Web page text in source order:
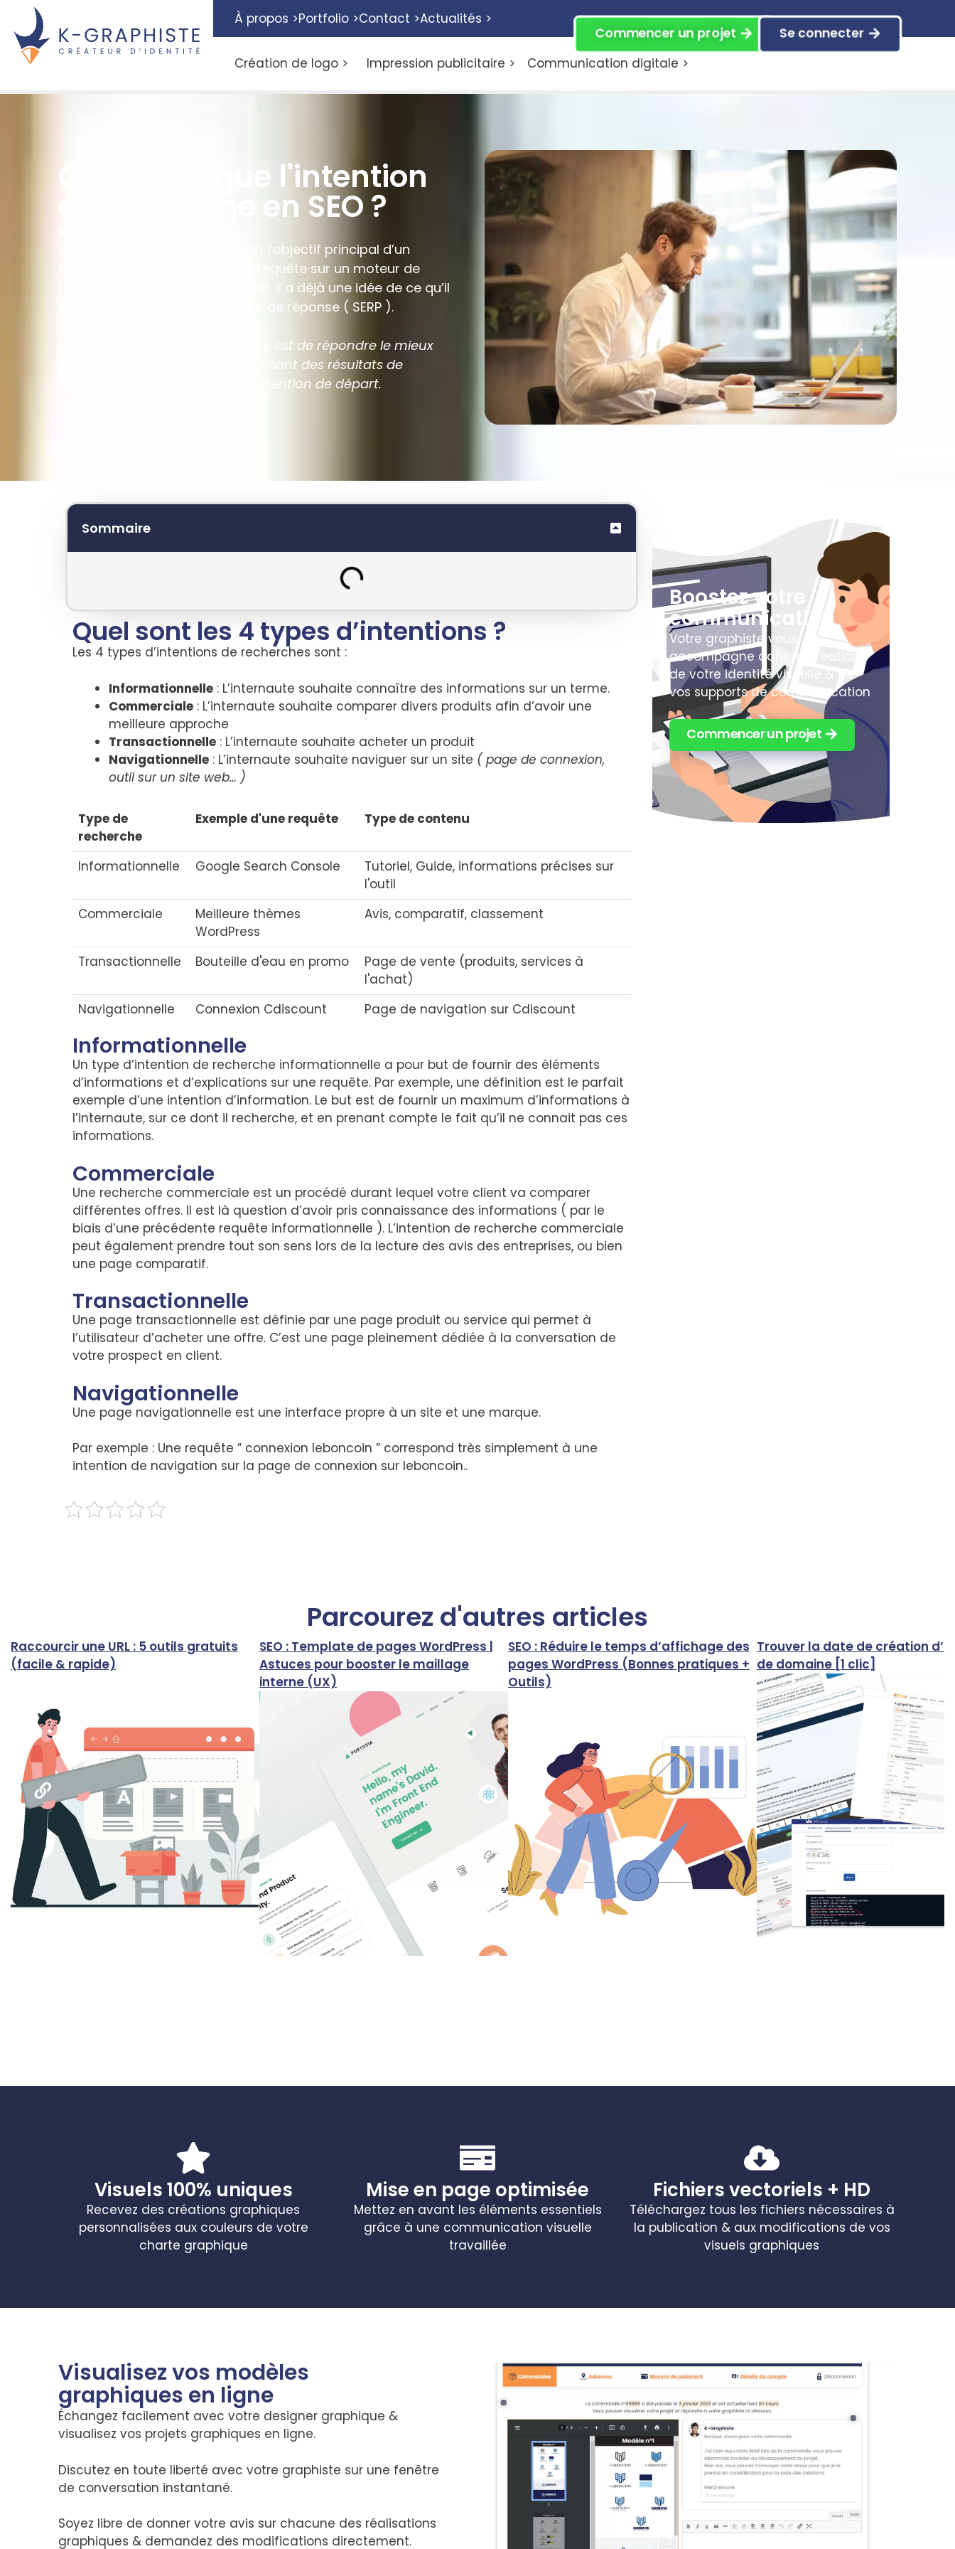
À propos >Portfolio >Contact >Actualités >
Création de logo > Impression publicitaire > Communication digitale >
Commencer un projet Se connecter
Qu'est-ce que l'intention
de recherche en SEO ?
est l’objectif principal d’un
internaute lorsqu’il énonce une requête sur un moteur de
recherche. En tapant un mot-clef, il a déjà une idée de ce qu’il
souhaite trouver dans le moteur de réponse ( SERP ).
Le but d’un moteur de recherche est de répondre le mieux
possible à l’internaute, en fournissant des résultats de
recherches orientées vers son intention de départ.
Sommaire
Quel sont les 4 types d’intentions ?
Les 4 types d’intentions de recherches sont :
Informationnelle : L’internaute souhaite connaître des informations sur un terme.
Commerciale : L’internaute souhaite comparer divers produits afin d’avoir une
meilleure approche
Transactionnelle : L’internaute souhaite acheter un produit
Navigationnelle : L’internaute souhaite naviguer sur un site ( page de connexion,
outil sur un site web… )
Type de
recherche
Exemple d'une requête Type de contenu
Informationnelle Google Search Console
Tutoriel, Guide, informations précises sur
l'outil
Commerciale
Meilleure thèmes
WordPress
Avis, comparatif, classement
Transactionnelle Bouteille d'eau en promo
Page de vente (produits, services à
l'achat)
Navigationnelle
Connexion Cdiscount Page de navigation sur Cdiscount
Informationnelle
Un type d’intention de recherche informationnelle a pour but de fournir des éléments
d’informations et d’explications sur une requête. Par exemple, une définition est le parfait
exemple d’une intention d’information. Le but est de fournir un maximum d’informations à
l’internaute, sur ce dont il recherche, et en prenant compte le fait qu’il ne connait pas ces
informations.
Commerciale
Une recherche commerciale est un procédé durant lequel votre client va comparer
différentes offres. Il est là question d’avoir pris connaissance des informations ( par le
biais d’une précédente requête informationnelle ). L’intention de recherche commerciale
peut également prendre tout son sens lors de la lecture des avis des entreprises, ou bien
une page comparatif.
Transactionnelle
Une page transactionnelle est définie par une page produit ou service qui permet à
l’utilisateur d’acheter une offre. C’est une page pleinement dédiée à la conversation de
votre prospect en client.
Navigationnelle
Une page navigationnelle est une interface propre à un site et une marque.
Par exemple : Une requête ” connexion leboncoin ” correspond très simplement à une
intention de navigation sur la page de connexion sur leboncoin..
Boostez votre
communication
Votre graphiste vous
accompagne dans la création
de votre identité visuelle & de
vos supports de communication
Commencer un projet
Parcourez d'autres articles
Raccourcir une URL : 5 outils gratuits
(facile & rapide)
SEO : Template de pages WordPress |
Astuces pour booster le maillage
interne (UX)
SEO : Réduire le temps d’affichage des
pages WordPress (Bonnes pratiques +
Outils)
Trouver la date de création
de domaine [1 clic]
Visuels 100% uniques
Recevez des créations graphiques
personnalisées aux couleurs de votre
charte graphique
Mise en page optimisée
Mettez en avant les éléments essentiels
grâce à une communication visuelle
travaillée
Fichiers vectoriels + HD
Téléchargez tous les fichiers nécessaires à
la publication & aux modifications de vos
visuels graphiques
Visualisez vos modèles
graphiques en ligne
Échangez facilement avec votre designer graphique &
visualisez vos projets graphiques en ligne.
Discutez en toute liberté avec votre graphiste sur une fenêtre
de conversation instantané.
Soyez libre de donner votre avis sur chacune des réalisations
graphiques & demandez des modifications directement.